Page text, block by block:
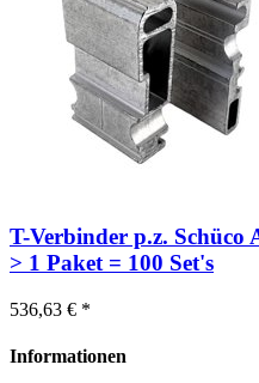
T-Verbinder p.z. Schüco
> 1 Paket = 100 Set's
536,63 € *
Informationen